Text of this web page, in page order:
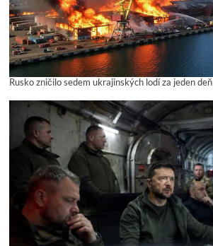
Rusko zničilo sedem ukrajinských lodí za jeden deň